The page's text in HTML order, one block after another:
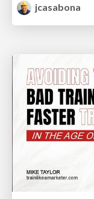
jcasabona